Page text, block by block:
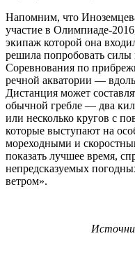
Напомним, что
участие в Олимпиаде-
экипаж которой она
решила попробовать силы
Соревнования по
речной акватории — вдоль
Дистанция может
обычной гребле — два
или несколько кругов с
которые выступают на
мореходными и
показать лучшее время,
непредсказуемых
ветром».